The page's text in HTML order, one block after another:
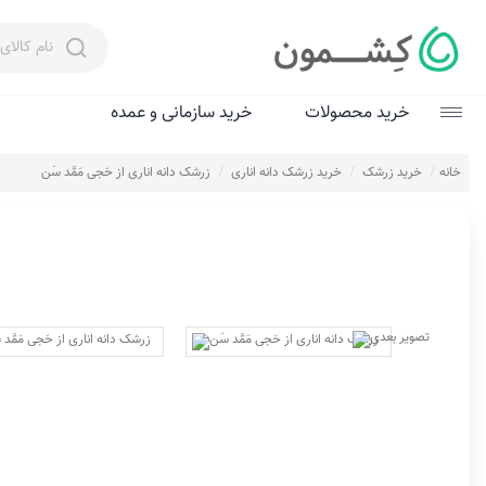
خرید محصولات
عرقیات و سرکه‌
خرید سازمانی و عمده
خانه خرید زرشک خرید زرشک دانه اناری زرشک دانه اناری از حَجی مَمَّد سَن